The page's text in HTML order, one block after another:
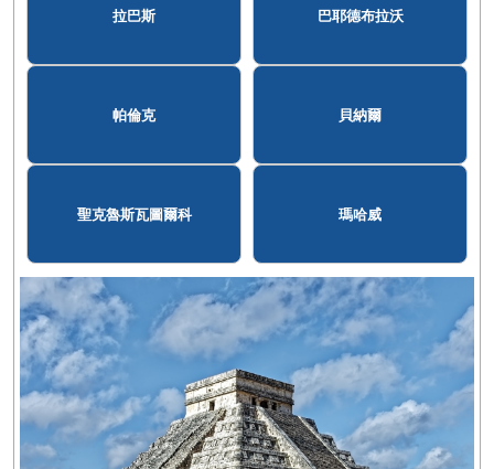
拉巴斯 巴耶德布拉沃
帕倫克 貝納爾
聖克魯斯瓦圖爾科 瑪哈威